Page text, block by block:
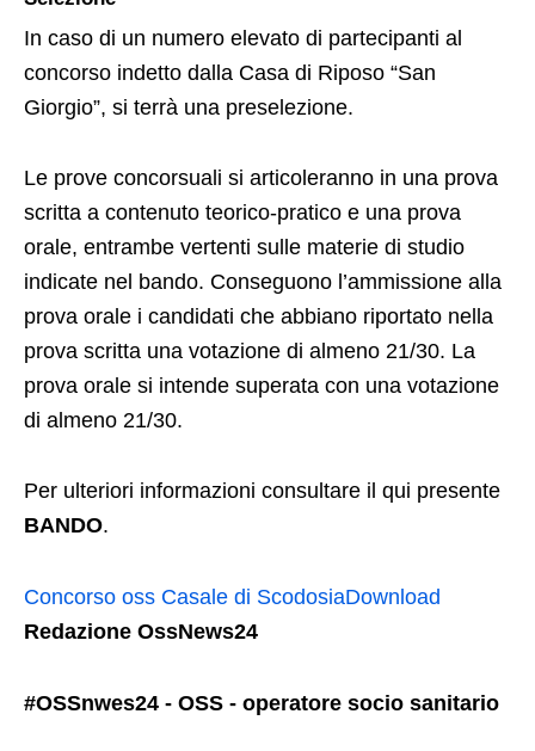
In caso di un numero elevato di partecipanti al
concorso indetto dalla Casa di Riposo “San
Giorgio”, si terrà una preselezione.
Le prove concorsuali si articoleranno in una prova
scritta a contenuto teorico-pratico e una prova
orale, entrambe vertenti sulle materie di studio
indicate nel bando. Conseguono l’ammissione alla
prova orale i candidati che abbiano riportato nella
prova scritta una votazione di almeno 21/30. La
prova orale si intende superata con una votazione
di almeno 21/30.
Per ulteriori informazioni consultare il qui presente
BANDO.
Concorso oss Casale di ScodosiaDownload
Redazione OssNews24
#OSSnwes24 - OSS - operatore socio sanitario